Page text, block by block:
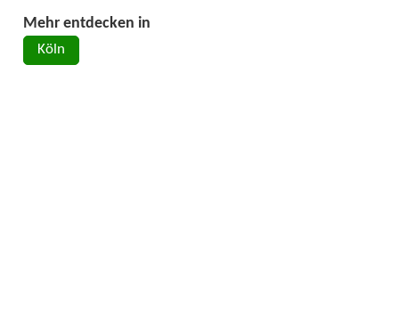
Mehr entdecken in
Köln